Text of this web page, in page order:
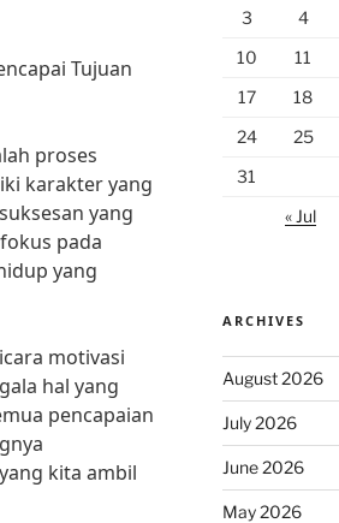
Tujuan
proses
karakter yang
yang
pada
yang
motivasi
hal yang
pencapaian
kita ambil
3
4
10
11
17
18
24
25
31
« Jul
ARCHIVES
August 2026
July 2026
June 2026
May 2026